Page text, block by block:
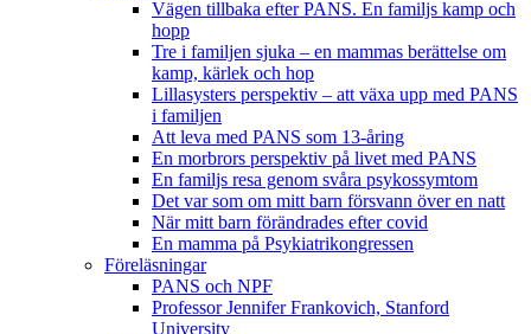
Vägen tillbaka efter PANS. En familjs kamp och
hopp
Tre i familjen sjuka – en mammas berättelse om
kamp, kärlek och hop
Lillasysters perspektiv – att växa upp med PANS
i familjen
Att leva med PANS som 13-åring
En morbrors perspektiv på livet med PANS
En familjs resa genom svåra psykossymtom
Det var som om mitt barn försvann över en natt
När mitt barn förändrades efter covid
En mamma på Psykiatrikongressen
Föreläsningar
PANS och NPF
Professor Jennifer Frankovich, Stanford
University